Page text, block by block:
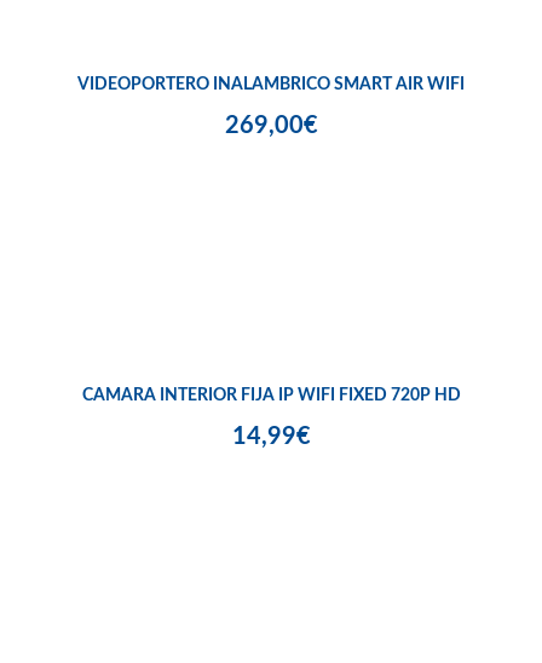
VIDEOPORTERO INALAMBRICO SMART AIR WIFI
269,00€
CAMARA INTERIOR FIJA IP WIFI FIXED 720P HD
14,99€